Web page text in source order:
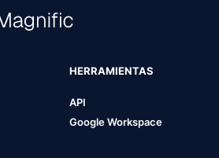
HERRAMIENTAS
API
Google Workspace